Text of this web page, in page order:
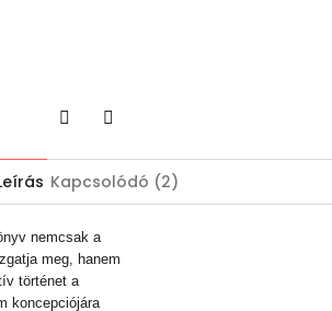
Kapcsolódó (2)
nemcsak a
meg, hanem
történet a
koncepciójára